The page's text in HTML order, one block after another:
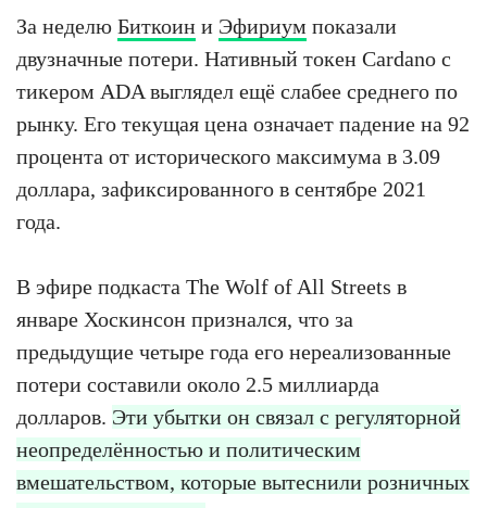
За неделю Биткоин и Эфириум показали
двузначные потери. Нативный токен Cardano с
тикером ADA выглядел ещё слабее среднего по
рынку. Его текущая цена означает падение на 92
процента от исторического максимума в 3.09
доллара, зафиксированного в сентябре 2021
года.
В эфире подкаста The Wolf of All Streets в
январе Хоскинсон признался, что за
предыдущие четыре года его нереализованные
потери составили около 2.5 миллиарда
долларов. Эти убытки он связал с регуляторной
неопределённостью и политическим
вмешательством, которые вытеснили розничных